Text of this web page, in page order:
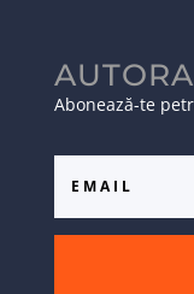
Abonează-te